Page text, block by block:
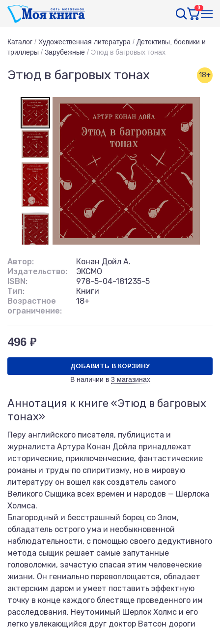
0
Каталог / Художественная литература / Детективы, боевики и
триллеры / Зарубежные / Этюд в багровых тонах
Этюд в багровых тонах 18+
Автор:
Конан Дойл А.
Издательство:
ЭКСМО
ISBN:
978-5-04-181235-5
Тип:
Книги
Возрастное
ограничение:
18+
496 ₽
ДОБАВИТЬ В КОРЗИНУ
В наличии в 3 магазинах
Аннотация к книге «Этюд в багровых
тонах»
Перу английского писателя, публициста и
журналиста Артура Конан Дойла принадлежат
исторические, приключенческие, фантастические
романы и труды по спиритизму, но в мировую
литературу он вошел как создатель самого
Великого Сыщика всех времен и народов — Шерлока
Холмса.
Благородный и бесстрашный борец со Злом,
обладатель острого ума и необыкновенной
наблюдательности, с помощью своего дедуктивного
метода сыщик решает самые запутанные
головоломки, зачастую спасая этим человеческие
жизни. Он гениально перевоплощается, обладает
актерским даром и умеет поставить эффектную
точку в конце каждого блестяще проведенного им
расследования. Неутомимый Шерлок Холмс и его
легко увлекающийся друг доктор Ватсон дороги